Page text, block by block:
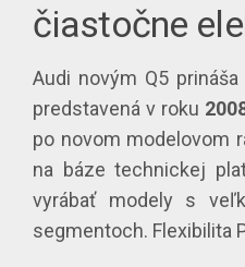
čiastočne
Audi novým Q5
predstavená v roku
po novom modelovom
na báze technickej
vyrábať modely s
segmentoch. Flexibilita